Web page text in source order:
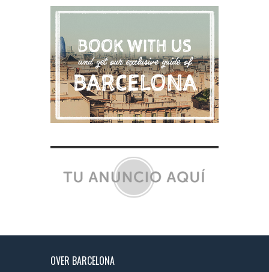
OVER BARCELONA